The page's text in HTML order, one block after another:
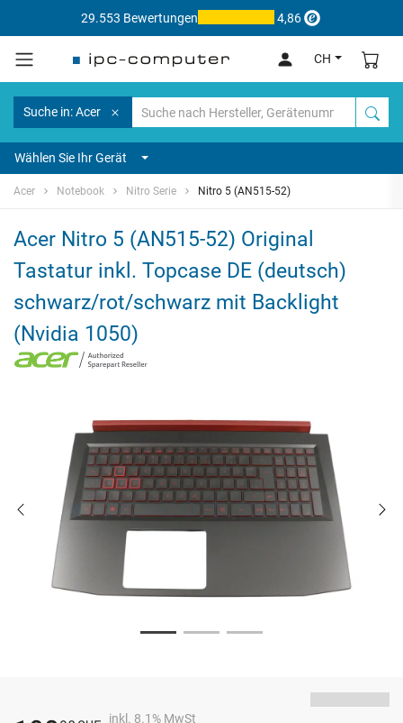
29.553 Bewertungen 4,86
CH
Suche in: Acer
Wählen Sie Ihr Gerät
Acer Notebook Nitro Serie Nitro 5 (AN515-52)
Acer Nitro 5 (AN515-52) Original
Tastatur inkl. Topcase DE (deutsch)
schwarz/rot/schwarz mit Backlight
(Nvidia 1050)
inkl. 8.1% MwSt